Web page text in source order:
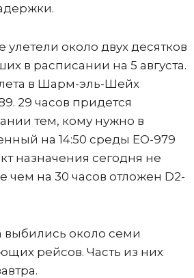
улетели около двух десятков
в расписании на 5 августа.
в Шарм-эль-Шейх
29 часов придется
тем, кому нужно в
на 14:50 среды ЕО-979
назначения сегодня не
чем на 30 часов отложен D2-
выбились около семи
рейсов. Часть из них